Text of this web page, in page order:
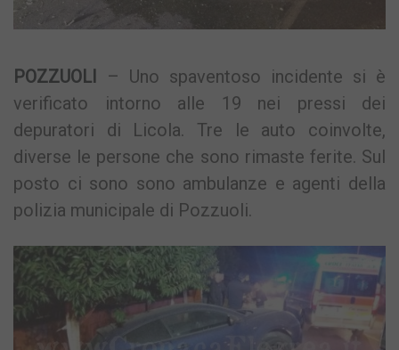
POZZUOLI
– Uno spaventoso incidente si è
verificato intorno alle 19 nei pressi dei
depuratori di Licola. Tre le auto coinvolte,
diverse le persone che sono rimaste ferite. Sul
posto ci sono sono ambulanze e agenti della
polizia municipale di Pozzuoli.